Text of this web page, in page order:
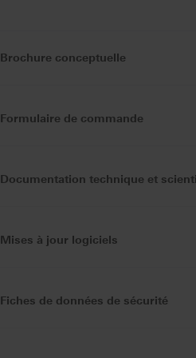
Brochure conceptuelle
Formulaire de commande
Documentation technique et
Mises à jour logiciels
Fiches de données de sécurité